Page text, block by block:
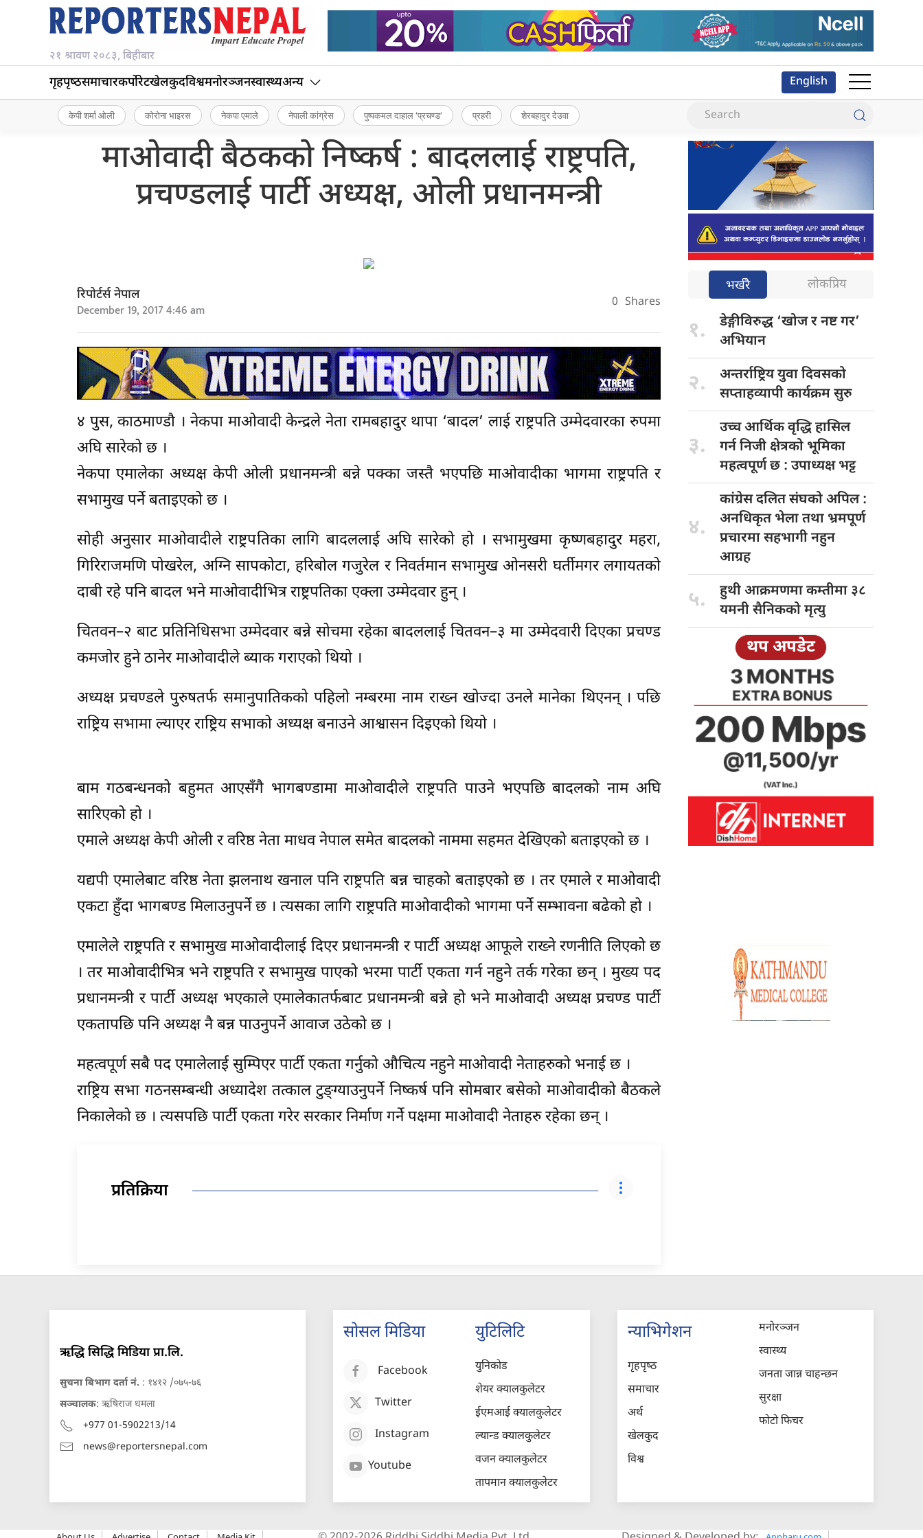
२१ श्रावण २०८३, बिहीबार
गृहपृष्‍ठसमाचारकर्पोरेटखेलकुदविश्वमनोरञ्जनस्वास्थ्यअन्य English
केपी शर्मा ओली कोरोना भाइरस नेकपा एमाले नेपाली कांग्रेस पुष्पकमल दाहाल ‘प्रचण्ड’ प्रहरी शेरबहादुर देउवा
माओवादी बैठकको निष्कर्ष : बादललाई राष्ट्रपति,
प्रचण्डलाई पार्टी अध्यक्ष, ओली प्रधानमन्त्री
रिपोर्टर्स नेपाल
December 19, 2017 4:46 am 0 Shares
४ पुस, काठमाण्डौ । नेकपा माओवादी केन्द्रले नेता रामबहादुर थापा ‘बादल’ लाई राष्ट्रपति उम्मेदवारका रुपमा
अघि सारेको छ ।
नेकपा एमालेका अध्यक्ष केपी ओली प्रधानमन्त्री बन्ने पक्का जस्तै भएपछि माओवादीका भागमा राष्ट्रपति र
सभामुख पर्ने बताइएको छ ।
सोही अनुसार माओवादीले राष्ट्रपतिका लागि बादललाई अघि सारेको हो । सभामुखमा कृष्णबहादुर महरा,
गिरिराजमणि पोखरेल, अग्नि सापकोटा, हरिबोल गजुरेल र निवर्तमान सभामुख ओनसरी घर्तीमगर लगायतको
दाबी रहे पनि बादल भने माओवादीभित्र राष्ट्रपतिका एक्ला उम्मेदवार हुन् ।
चितवन–२ बाट प्रतिनिधिसभा उम्मेदवार बन्ने सोचमा रहेका बादललाई चितवन–३ मा उम्मेदवारी दिएका प्रचण्ड
कमजोर हुने ठानेर माओवादीले ब्याक गराएको थियो ।
अध्यक्ष प्रचण्डले पुरुषतर्फ समानुपातिकको पहिलो नम्बरमा नाम राख्न खोज्दा उनले मानेका थिएनन् । पछि
राष्ट्रिय सभामा ल्याएर राष्ट्रिय सभाको अध्यक्ष बनाउने आश्वासन दिइएको थियो ।
बाम गठबन्धनको बहुमत आएसँगै भागबण्डामा माओवादीले राष्ट्रपति पाउने भएपछि बादलको नाम अघि
सारिएको हो ।
एमाले अध्यक्ष केपी ओली र वरिष्ठ नेता माधव नेपाल समेत बादलको नाममा सहमत देखिएको बताइएको छ ।
यद्यपी एमालेबाट वरिष्ठ नेता झलनाथ खनाल पनि राष्ट्रपति बन्न चाहको बताइएको छ । तर एमाले र माओवादी
एकटा हुँदा भागबण्ड मिलाउनुपर्ने छ । त्यसका लागि राष्ट्रपति माओवादीको भागमा पर्ने सम्भावना बढेको हो ।
एमालेले राष्ट्रपति र सभामुख माओवादीलाई दिएर प्रधानमन्त्री र पार्टी अध्यक्ष आफूले राख्ने रणनीति लिएको छ
। तर माओवादीभित्र भने राष्ट्रपति र सभामुख पाएको भरमा पार्टी एकता गर्न नहुने तर्क गरेका छन् । मुख्य पद
प्रधानमन्त्री र पार्टी अध्यक्ष भएकाले एमालेकातर्फबाट प्रधानमन्त्री बन्ने हो भने माओवादी अध्यक्ष प्रचण्ड पार्टी
एकतापछि पनि अध्यक्ष नै बन्न पाउनुपर्ने आवाज उठेको छ ।
महत्वपूर्ण सबै पद एमालेलाई सुम्पिएर पार्टी एकता गर्नुको औचित्य नहुने माओवादी नेताहरुको भनाई छ ।
राष्ट्रिय सभा गठनसम्बन्धी अध्यादेश तत्काल टुङ्ग्याउनुपर्ने निष्कर्ष पनि सोमबार बसेको माओवादीको बैठकले
निकालेको छ । त्यसपछि पार्टी एकता गरेर सरकार निर्माण गर्ने पक्षमा माओवादी नेताहरु रहेका छन् ।
प्रतिक्रिया
भर्खरै लोकप्रिय
१. डेङ्गीविरुद्ध ‘खोजर नष्ट गर’
अभियान
२. अन्तर्राष्ट्रिय युवादिवसको
सप्ताहव्यापी कार्यक्रम सुरु
३.
उच्च आर्थिकवृद्धि हासिल
गर्न निजी क्षेत्रको भूमिका
महत्वपूर्ण छ : उपाध्यक्ष भट्ट
४.
कांग्रेस दलितसंघको अपिल :
अनधिकृत भेला तथा भ्रमपूर्ण
प्रचारमा सहभागी नहुन
आग्रह
५. हुथी आक्रमणमाकम्तीमा ३८
यमनी सैनिकको मृत्यु
थप अपडेट
ऋद्धि सिद्धि मिडिया प्रा.लि.
सुचना बिभाग दर्ता नं. : १४१२ /०७५-७६
सञ्चालक: ऋषिराज धमला
+977 01-5902213/14
news@reportersnepal.com
सोसल मिडिया
Facebook
Twitter
Instagram
Youtube
युटिलिटि
युनिकोड
शेयर क्यालकुलेटर
ईएमआई क्यालकुलेटर
ल्यान्ड क्यालकुलेटर
वजन क्यालकुलेटर
तापमान क्यालकुलेटर
न्याभिगेशन
गृहपृष्‍ठ
समाचार
अर्थ
खेलकुद
विश्व
मनोरञ्जन
स्वास्थ्य
जनता जान्न चाहन्छन
सुरक्षा
फोटो फिचर